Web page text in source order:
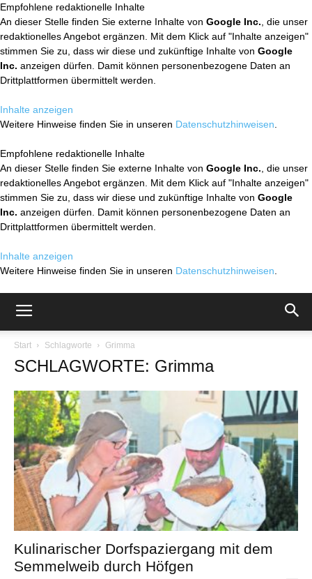
Empfohlene redaktionelle Inhalte
An dieser Stelle finden Sie externe Inhalte von Google Inc. , die unser
redaktionelles Angebot ergänzen. Mit dem Klick auf "Inhalte anzeigen"
stimmen Sie zu, dass wir diese und zukünftige Inhalte von Google
Inc. anzeigen dürfen. Damit können personenbezogene Daten an
Drittplattformen übermittelt werden.
Inhalte anzeigen
Weitere Hinweise finden Sie in unseren Datenschutzhinweisen
Empfohlene redaktionelle Inhalte
An dieser Stelle finden Sie externe Inhalte von Google Inc. , die unser
redaktionelles Angebot ergänzen. Mit dem Klick auf "Inhalte anzeigen"
stimmen Sie zu, dass wir diese und zukünftige Inhalte von Google
Inc. anzeigen dürfen. Damit können personenbezogene Daten an
Drittplattformen übermittelt werden.
Inhalte anzeigen
Weitere Hinweise finden Sie in unseren Datenschutzhinweisen
Start Schlagworte Grimma
SCHLAGWORTE: Grimma
Kulinarischer Dorfspaziergang mit dem
Semmelweib durch Höfgen